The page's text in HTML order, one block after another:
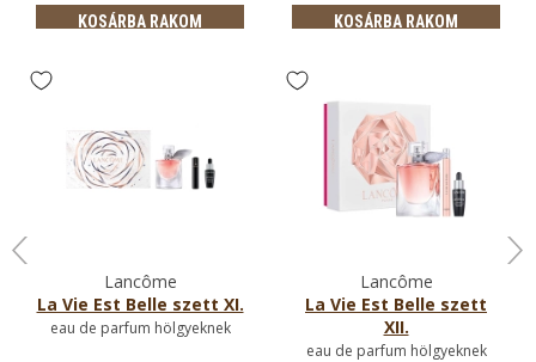
KOSÁRBA RAKOM KOSÁRBA RAKOM
Lancôme
La Vie Est Belle szett XI.
eau de parfum hölgyeknek
Lancôme
La Vie Est Belle szett
XII.
eau de parfum hölgyeknek